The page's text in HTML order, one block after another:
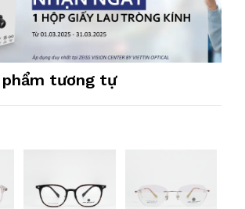
phẩm tương tự